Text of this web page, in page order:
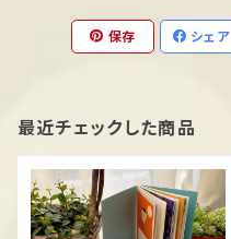
保存 シェア
最近チェックした商品